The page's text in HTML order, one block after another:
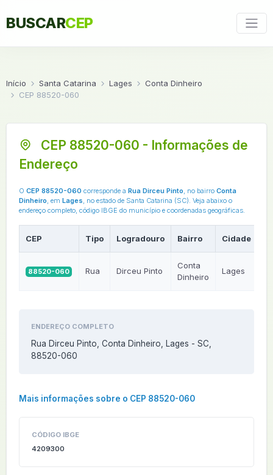
BUSCARCEP
Início Santa Catarina Lages
Conta Dinheiro
CEP 88520-060
CEP 88520-060 - Informações de
Endereço
O CEP 88520-060 corresponde a Rua Dirceu Pinto, no bairro Conta
Dinheiro, em Lages, no estado de Santa Catarina (SC). Veja abaixo o
endereço completo, código IBGE do município e coordenadas geográficas.
CEP Tipo Logradouro Bairro Cidade
88520-060 Rua Dirceu Pinto
Conta
Dinheiro
Lages
ENDEREÇO COMPLETO
Rua Dirceu Pinto, Conta Dinheiro, Lages - SC,
88520-060
Mais informações sobre o CEP 88520-060
CÓDIGO IBGE
4209300